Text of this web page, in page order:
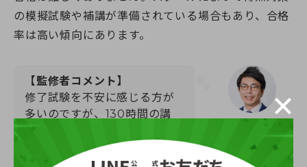
の模擬試験や補講が準備されている場合もあり、合格
率は高い傾向にあります。
介護福祉士／介護
支援専門員
【監修者コメント】
修了試験を不安に感じる方が
多いのですが、130時間の講
義・演習をきちんと受講して
いれば十分合格できる内容で